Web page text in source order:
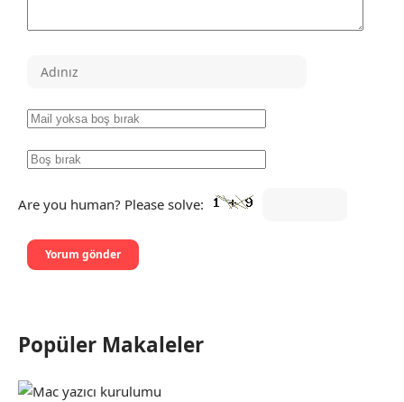
Are you human? Please solve:
Popüler Makaleler